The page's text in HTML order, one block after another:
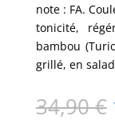
note : FA.
tonicité,
bambou
grillé, en
34,90€